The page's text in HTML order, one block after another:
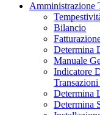
Amministrazione
Bilancio
Determina
Manuale
Indicatore
Determina
Determina